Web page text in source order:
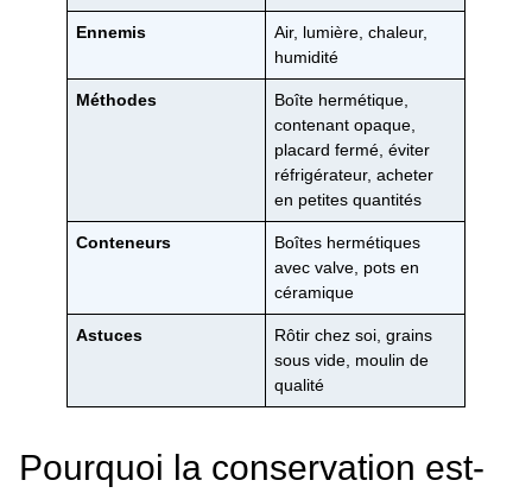
Ennemis
Air, lumière, chaleur,
humidité
Méthodes
Boîte hermétique,
contenant opaque,
placard fermé, éviter
réfrigérateur, acheter
en petites quantités
Conteneurs
Boîtes hermétiques
avec valve, pots en
céramique
Astuces
Rôtir chez soi, grains
sous vide, moulin de
qualité
Pourquoi la conservation est-